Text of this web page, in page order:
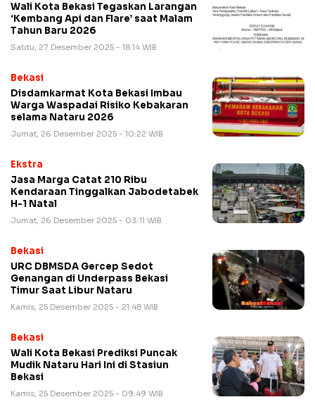
Wali Kota Bekasi Tegaskan Larangan
‘Kembang Api dan Flare’ saat Malam
Tahun Baru 2026
Sabtu, 27 Desember 2025 - 18:14 WIB
Bekasi
Disdamkarmat Kota Bekasi Imbau
Warga Waspadai Risiko Kebakaran
selama Nataru 2026
Jumat, 26 Desember 2025 - 10:22 WIB
Ekstra
Jasa Marga Catat 210 Ribu
Kendaraan Tinggalkan Jabodetabek
H-1 Natal
Jumat, 26 Desember 2025 - 03:11 WIB
Bekasi
URC DBMSDA Gercep Sedot
Genangan di Underpass Bekasi
Timur Saat Libur Nataru
Kamis, 25 Desember 2025 - 21:48 WIB
Bekasi
Wali Kota Bekasi Prediksi Puncak
Mudik Nataru Hari Ini di Stasiun
Bekasi
Kamis, 25 Desember 2025 - 09:49 WIB